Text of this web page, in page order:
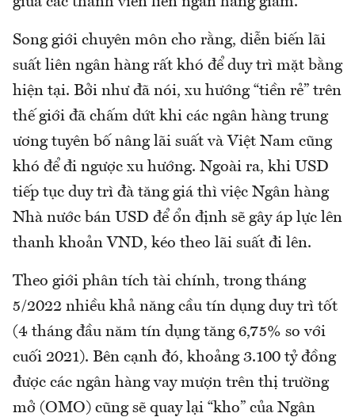
Song giới chuyên môn cho rằng, diễn biến lãi
suất liên ngân hàng rất khó để duy trì mặt bằng
hiện tại. Bởi như đã nói, xu hướng “tiền rẻ” trên
thế giới đã chấm dứt khi các ngân hàng trung
ương tuyên bố nâng lãi suất và Việt Nam cũng
khó để đi ngược xu hướng. Ngoài ra, khi USD
tiếp tục duy trì đà tăng giá thì việc Ngân hàng
Nhà nước bán USD để ổn định sẽ gây áp lực lên
thanh khoản VND, kéo theo lãi suất đi lên.
Theo giới phân tích tài chính, trong tháng
5/2022 nhiều khả năng cầu tín dụng duy trì tốt
(4 tháng đầu năm tín dụng tăng 6,75% so với
cuối 2021). Bên cạnh đó, khoảng 3.100 tỷ đồng
được các ngân hàng vay mượn trên thị trường
mở (OMO) cũng sẽ quay lại “kho” của Ngân